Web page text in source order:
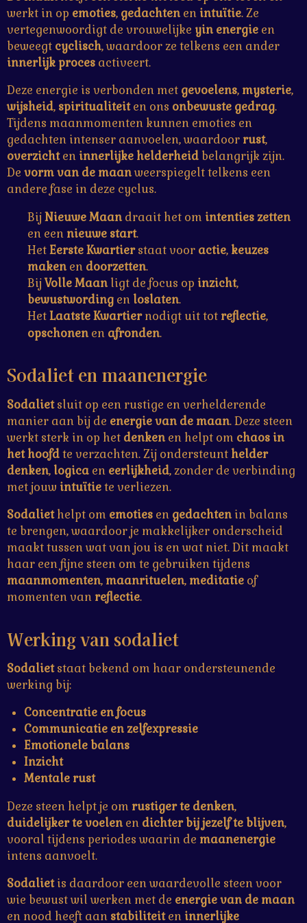
0
s
t
e
r
e
n
r
e
n
r
e
n
r
e
n
r
e
n
werkt in op emoties, gedachtenen intuïtie. Ze
vertegenwoordigt de vrouwelijke yin energie en
beweegt cyclisch, waardoor ze telkens een ander
innerlijk proces activeert.
Deze energie is verbonden met gevoelens, mysterie,
wijsheid, spiritualiteiten ons onbewuste gedrag.
Tijdens maanmomenten kunnen emoties en
gedachten intenser aanvoelen, waardoor rust,
overzichten innerlijke helderheid belangrijk zijn.
De vorm van de maanweerspiegelt telkens een
andere fase in deze cyclus.
BijNieuwe Maandraait het om intenties zetten
en een nieuwe start.
HetEerste Kwartierstaat voor actie, keuzes
makenen doorzetten.
BijVolle Maanligt de focus op inzicht,
bewustwording en loslaten.
HetLaatste Kwartiernodigt uit tot reflectie,
opschonenen afronden.
Sodaliet en maanenergie
Sodalietsluit op een rustige en verhelderende
manier aan bij de energie van de maan. Deze steen
werkt sterk in op het denkenen helpt om chaos in
het hoofdte verzachten. Zij ondersteunt helder
denken, logica en eerlijkheid, zonder de verbinding
met jouw intuïtiete verliezen.
Sodaliethelpt om emoties en gedachtenin balans
te brengen, waardoor je makkelijker onderscheid
maakt tussen wat van jou is en wat niet. Dit maakt
haar een fijne steen om te gebruiken tijdens
maanmomenten, maanrituelen, meditatie of
momenten van reflectie.
Werking van sodaliet
Sodalietstaat bekend om haar ondersteunende
werking bij:
Concentratie en focus
Communicatie en zelfexpressie
Emotionele balans
Inzicht
Mentale rust
Deze steen helpt je om rustiger te denken,
duidelijker te voelenen dichter bij jezelf te blijven,
vooral tijdens periodes waarin de maanenergie
intens aanvoelt.
Sodalietis daardoor een waardevolle steen voor
wie bewust wil werken met de energie van de maan
en nood heeft aan stabiliteiten innerlijke